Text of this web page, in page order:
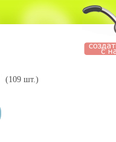
(109 шт.)